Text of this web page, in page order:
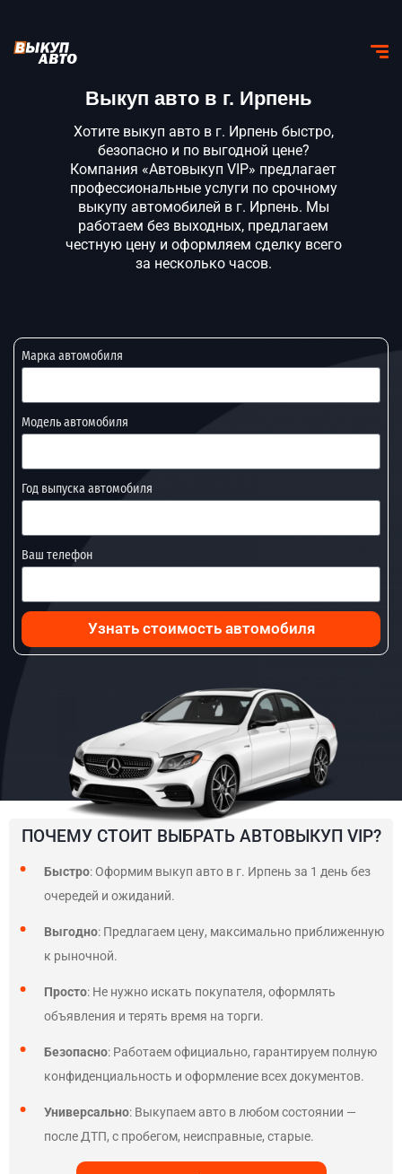
Выкуп авто в г. Ирпень
Хотите выкуп авто в г. Ирпень быстро,
безопасно и по выгодной цене?
Компания «Автовыкуп VIP» предлагает
профессиональные услуги по срочному
выкупу автомобилей в г. Ирпень. Мы
работаем без выходных, предлагаем
честную цену и оформляем сделку всего
за несколько часов.
Марка автомобиля
Модель автомобиля
Год выпуска автомобиля
Ваш телефон
Узнать стоимость автомобиля
ПОЧЕМУ СТОИТ ВЫБРАТЬ АВТОВЫКУП VIP?
Быстро: Оформим выкуп авто в г. Ирпень за 1 день без
очередей и ожиданий.
Выгодно: Предлагаем цену, максимально приближенную
к рыночной.
Просто: Не нужно искать покупателя, оформлять
объявления и терять время на торги.
Безопасно: Работаем официально, гарантируем полную
конфиденциальность и оформление всех документов.
Универсально: Выкупаем авто в любом состоянии —
после ДТП, с пробегом, неисправные, старые.